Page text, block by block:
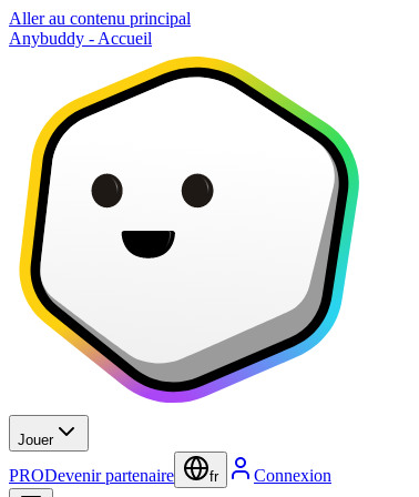
Aller au contenu principal
Anybuddy - Accueil
Jouer
PRODevenir partenaire fr Connexion